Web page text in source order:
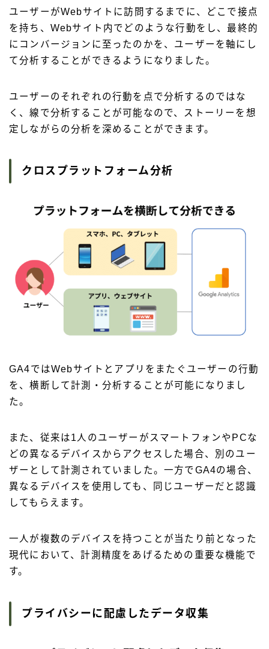
ユーザーがWebサイトに訪問するまでに、どこで接点
を持ち、Webサイト内でどのような行動をし、最終的
にコンバージョンに至ったのかを、ユーザーを軸にし
て分析することができるようになりました。
ユーザーのそれぞれの行動を点で分析するのではな
く、線で分析することが可能なので、ストーリーを想
定しながらの分析を深めることができます。
クロスプラットフォーム分析
GA4ではWebサイトとアプリをまたぐユーザーの行動
を、横断して計測・分析することが可能になりまし
た。
また、従来は1人のユーザーがスマートフォンやPCな
どの異なるデバイスからアクセスした場合、別のユー
ザーとして計測されていました。一方でGA4の場合、
異なるデバイスを使用しても、同じユーザーだと認識
してもらえます。
一人が複数のデバイスを持つことが当たり前となった
現代において、計測精度をあげるための重要な機能で
す。
プライバシーに配慮したデータ収集